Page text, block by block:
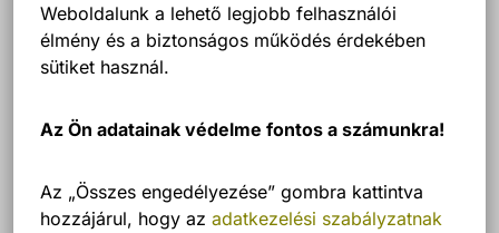
Weboldalunk a lehető legjobb felhasználói
élmény és a biztonságos működés érdekében
sütiket használ.
Az Ön adatainak védelme fontos a számunkra!
Az „Összes engedélyezése” gombra kattintva
hozzájárul, hogy az adatkezelési szabályzatnak
egynapos sebészeti
beavatkozásokra –
Medicina Klinika Hévíz